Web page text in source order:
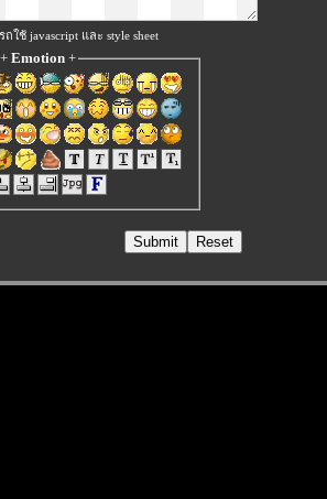
ใช้ javascript และ style sheet
+ Emotion+